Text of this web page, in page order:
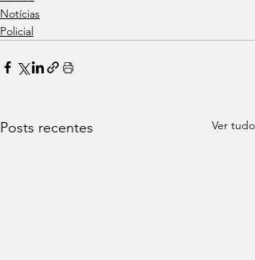
Notícias
Policial
Posts recentes Ver tudo